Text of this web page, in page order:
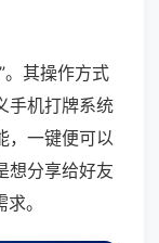
。其操作方式
手机打牌系统
，一键便可以
想分享给好友
。